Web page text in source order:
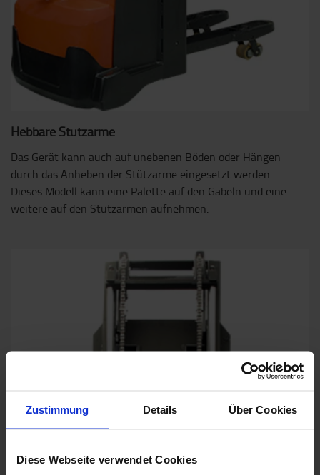
Zustimmung Details Über Cookies
Diese Webseite verwendet Cookies
Hebbare Stützarme
Das Gerät kann auch auf unebenen Böden oder Hängen
durch das Anheben der Stützarme eingesetzt werden.
Dieses Modell kann eine Palette auf den Gabeln und eine
weitere auf den Stützarmen aufnehmen.